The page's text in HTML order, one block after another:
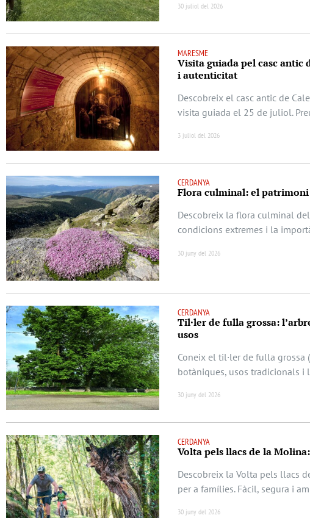
30 juliol del 2026
MARESME
Visita guiada pel casc antic
i autenticitat
Descobreix el casc antic de
visita guiada el 25 de juliol.
3 juliol del 2026
CERDANYA
Flora culminal: el
Descobreix la flora culminal
condicions extremes i la
30 juny del 2026
CERDANYA
Til·ler de fulla grossa:
usos
Coneix el til·ler de fulla grossa
botàniques, usos tradicionals i
30 juny del 2026
CERDANYA
Volta pels llacs de la
Descobreix la Volta pels llacs
per a famílies. Fàcil, segura i
30 juny del 2026